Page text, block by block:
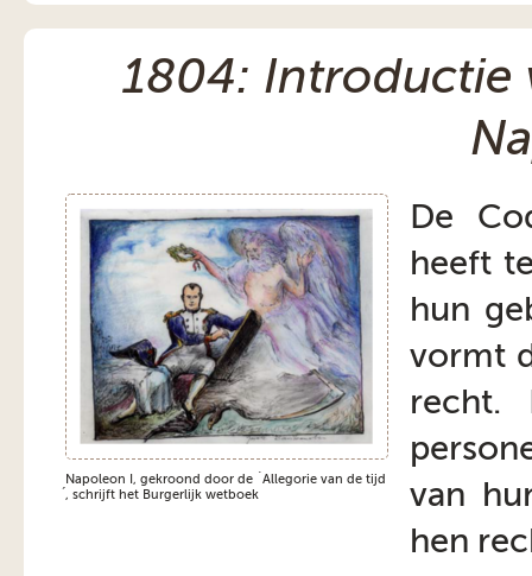
1804: Introductie
Napoleon I, gekroond door de `Allegorie van de tijd
́, schrijft het Burgerlijk wetboek
De
heeft
hun
vormt
recht.
van
hen